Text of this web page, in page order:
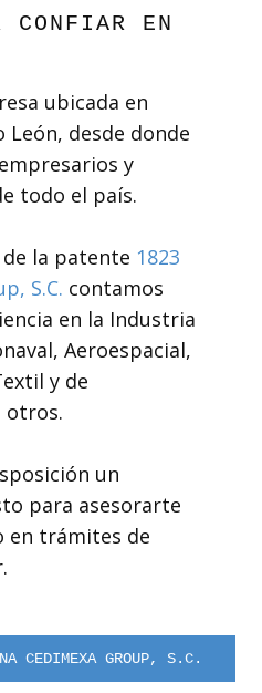
CONFIAR EN
ubicada en
León, desde donde
y
todo el país.
la patente 1823
S.C. contamos
en la Industria
Aeroespacial,
y de
otros.
un
para asesorarte
en trámites de
CEDIMEXA GROUP, S.C.